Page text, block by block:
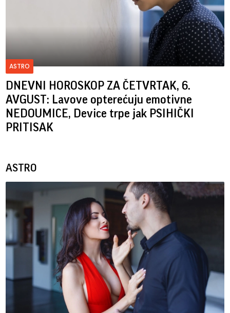
ASTRO
DNEVNI HOROSKOP ZA ČETVRTAK, 6.
AVGUST: Lavove opterećuju emotivne
NEDOUMICE, Device trpe jak PSIHIČKI
PRITISAK
ASTRO